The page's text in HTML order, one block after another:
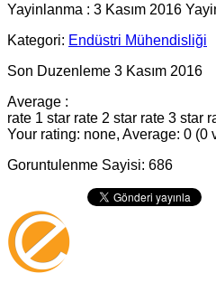
Yayinlanma : 3 Kasım 2016
Kategori: Endüstri Mühendisliği
Son Duzenleme 3 Kasım 2016
Average :
rate 1 star rate 2 star rate 3 star
Your rating: none, Average: 0 (0
Goruntulenme Sayisi: 686